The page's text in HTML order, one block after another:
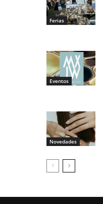
Ferias
Eventos
Novedades